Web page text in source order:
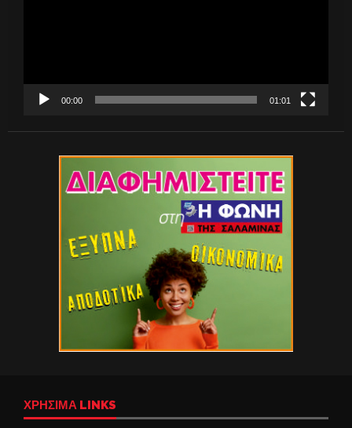
00:00 01:01
ΧΡΉΣΙΜΑ LINKS